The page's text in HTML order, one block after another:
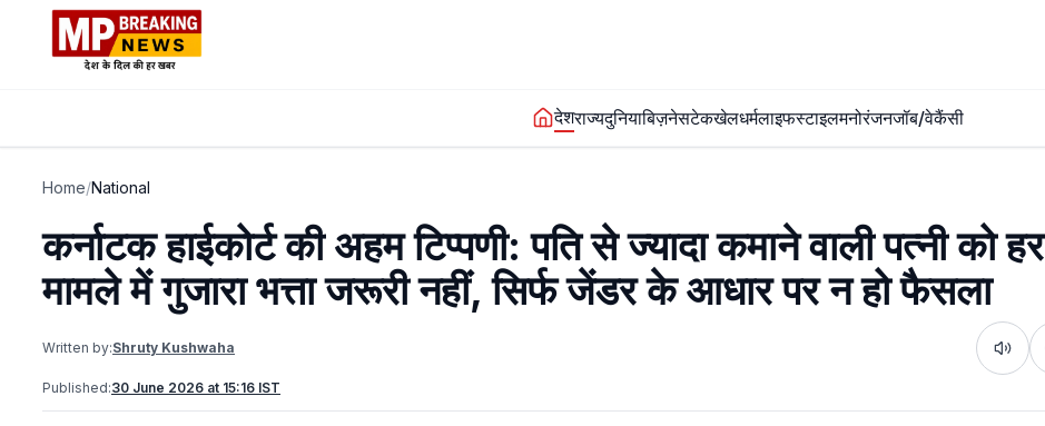
देशराज्यदुनियाबिज़नेसटेकखेलधर्मलाइफस्टाइलमनोरंजनजॉब/वेकैंसी
Home/National
कर्नाटक हाईकोर्ट की अहम टिप्पणी: पति से ज्यादा कमाने वाली पत्नी को हर
मामले में गुजारा भत्ता जरूरी नहीं, सिर्फ जेंडर के आधार पर न हो फैसला
Written by:Shruty Kushwaha Listen
Published:30 June 2026 at 15:16 IST